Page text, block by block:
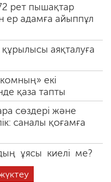
рет пышақтар
ер адамға айыппұл
аяқталуға
екі
қаза тапты
сөздері және
саналы қоғамға
ұясы киелі ме?